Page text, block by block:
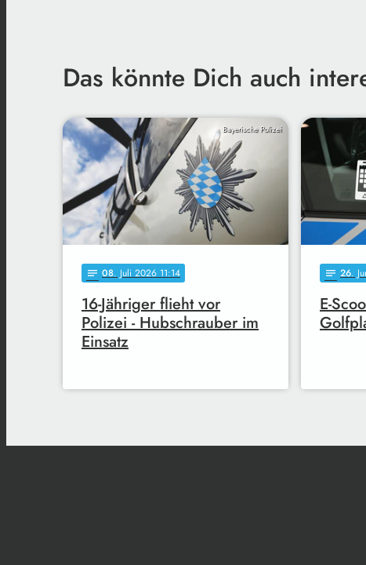
Das könnte Dich auch
Bayerische Polizei
notes 08. Juli 2026 11:14
16-Jähriger flieht vor
Polizei - Hubschrauber im
Einsatz
notes 26.
E-